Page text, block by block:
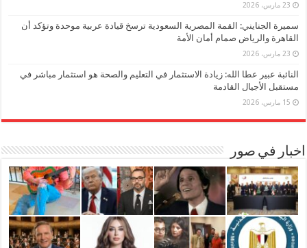
23 مارس، 2026
سميرة الجنايني: القمة المصرية السعودية ترسخ قيادة عربية موحدة وتؤكد أن
القاهرة والرياض صمام أمان الأمة
23 مارس، 2026
النائبة عبير عطا الله: زيادة الاستثمار في التعليم والصحة هو استثمار مباشر في
مستقبل الأجيال القادمة
15 مارس، 2026
اخبار في صور